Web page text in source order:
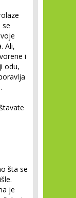
se
Ali,
i
odu,
šta se
je